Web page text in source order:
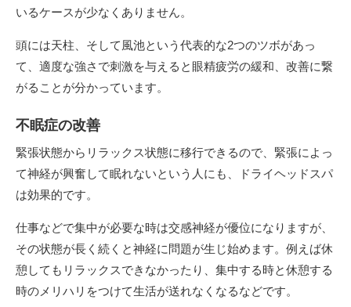
いるケースが少なくありません。
頭には天柱、そして風池という代表的な2つのツボがあっ
て、適度な強さで刺激を与えると眼精疲労の緩和、改善に繋
がることが分かっています。
不眠症の改善
緊張状態からリラックス状態に移行できるので、緊張によっ
て神経が興奮して眠れないという人にも、ドライヘッドスパ
は効果的です。
仕事などで集中が必要な時は交感神経が優位になりますが、
その状態が長く続くと神経に問題が生じ始めます。例えば休
憩してもリラックスできなかったり、集中する時と休憩する
時のメリハリをつけて生活が送れなくなるなどです。